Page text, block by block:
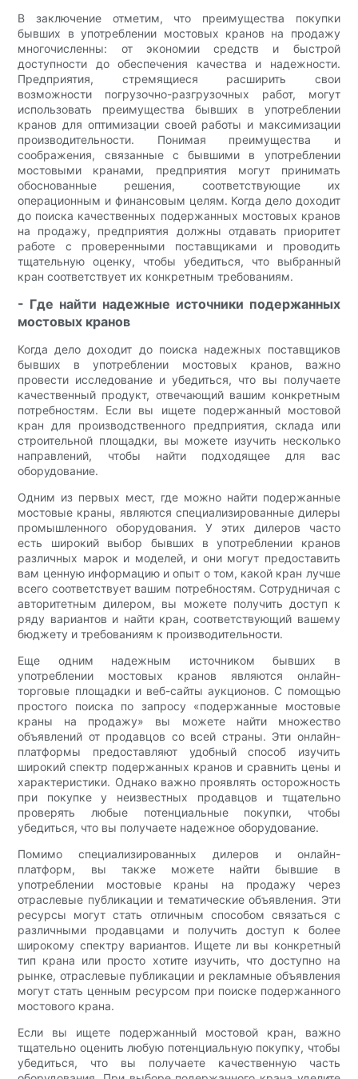
В заключение отметим, что преимущества покупки
бывших в употреблении мостовых кранов на продажу
многочисленны: от экономии средств и быстрой
доступности до обеспечения качества и надежности.
Предприятия, стремящиеся расширить свои
возможности погрузочно-разгрузочных работ, могут
использовать преимущества бывших в употреблении
кранов для оптимизации своей работы и максимизации
производительности. Понимая преимущества и
соображения, связанные с бывшими в употреблении
мостовыми кранами, предприятия могут принимать
обоснованные решения, соответствующие их
операционным и финансовым целям. Когда дело доходит
до поиска качественных подержанных мостовых кранов
на продажу, предприятия должны отдавать приоритет
работе с проверенными поставщиками и проводить
тщательную оценку, чтобы убедиться, что выбранный
кран соответствует их конкретным требованиям.
- Где найти надежные источники подержанных
мостовых кранов
Когда дело доходит до поиска надежных поставщиков
бывших в употреблении мостовых кранов, важно
провести исследование и убедиться, что вы получаете
качественный продукт, отвечающий вашим конкретным
потребностям. Если вы ищете подержанный мостовой
кран для производственного предприятия, склада или
строительной площадки, вы можете изучить несколько
направлений, чтобы найти подходящее для вас
оборудование.
Одним из первых мест, где можно найти подержанные
мостовые краны, являются специализированные дилеры
промышленного оборудования. У этих дилеров часто
есть широкий выбор бывших в употреблении кранов
различных марок и моделей, и они могут предоставить
вам ценную информацию и опыт о том, какой кран лучше
всего соответствует вашим потребностям. Сотрудничая с
авторитетным дилером, вы можете получить доступ к
ряду вариантов и найти кран, соответствующий вашему
бюджету и требованиям к производительности.
Еще одним надежным источником бывших в
употреблении мостовых кранов являются онлайн-
торговые площадки и веб-сайты аукционов. С помощью
простого поиска по запросу «подержанные мостовые
краны на продажу» вы можете найти множество
объявлений от продавцов со всей страны. Эти онлайн-
платформы предоставляют удобный способ изучить
широкий спектр подержанных кранов и сравнить цены и
характеристики. Однако важно проявлять осторожность
при покупке у неизвестных продавцов и тщательно
проверять любые потенциальные покупки, чтобы
убедиться, что вы получаете надежное оборудование.
Помимо специализированных дилеров и онлайн-
платформ, вы также можете найти бывшие в
употреблении мостовые краны на продажу через
отраслевые публикации и тематические объявления. Эти
ресурсы могут стать отличным способом связаться с
различными продавцами и получить доступ к более
широкому спектру вариантов. Ищете ли вы конкретный
тип крана или просто хотите изучить, что доступно на
рынке, отраслевые публикации и рекламные объявления
могут стать ценным ресурсом при поиске подержанного
мостового крана.
Если вы ищете подержанный мостовой кран, важно
тщательно оценить любую потенциальную покупку, чтобы
убедиться, что вы получаете качественную часть